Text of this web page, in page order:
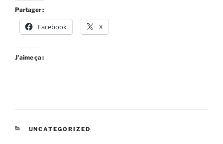
Partager :
Facebook X
J’aime ça :
CATÉGORIES
UNCATEGORIZED